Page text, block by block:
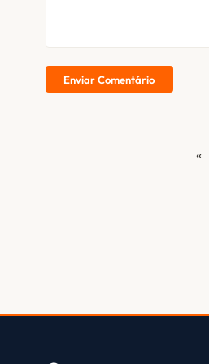
Enviar Comentário
«